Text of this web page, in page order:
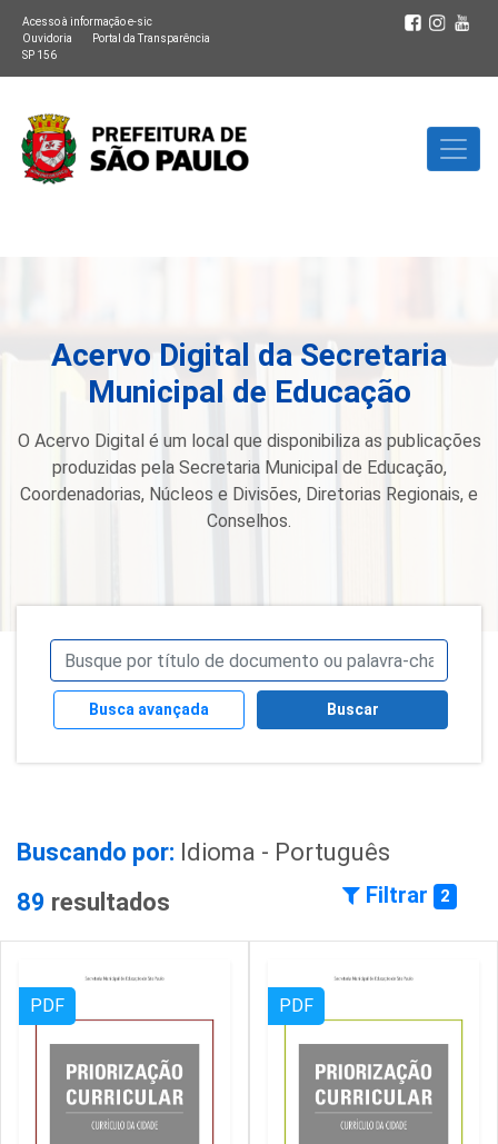
Acesso à informação e-sic
Ouvidoria
Portal da Transparência
SP 156
Acervo Digital da Secretaria
Municipal de Educação
O Acervo Digital é um local que disponibiliza as publicações
produzidas pela Secretaria Municipal de Educação,
Coordenadorias, Núcleos e Divisões, Diretorias Regionais, e
Conselhos.
Busca avançada Buscar
Buscando por: Idioma - Português
89 resultados Filtrar 2
PDF PDF